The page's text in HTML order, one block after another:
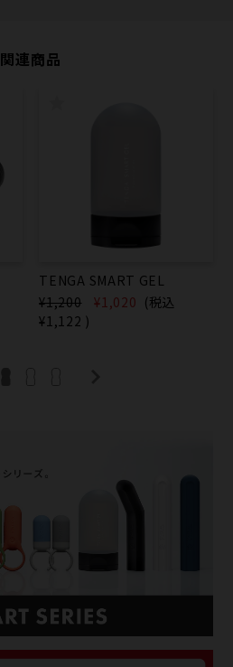
関連商品
TENGA SMART GEL
¥1,200
¥1,020 (税込
¥1,122 )